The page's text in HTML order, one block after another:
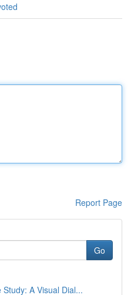
Report Page
Go
A Visual Dial...